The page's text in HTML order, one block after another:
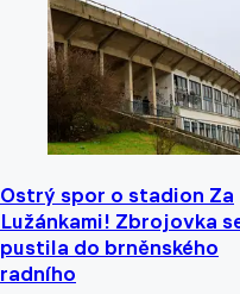
Ostrý spor o stadion Za
Lužánkami! Zbrojovka
pustila do brněnského
radního